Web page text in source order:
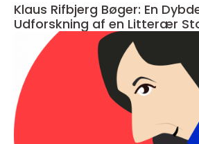
Klaus Rifbjerg Bøger: En
Udforskning af en Litterær